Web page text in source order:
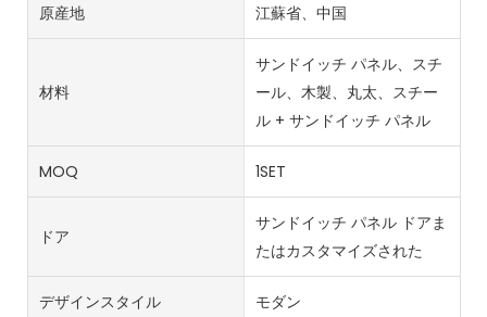
原産地 江蘇省、中国
材料
サンドイッチ パネル、スチ
ール、木製、丸太、スチー
ル + サンドイッチ パネル
MOQ 1SET
ドア
サンドイッチ パネル ドアま
たはカスタマイズされた
デザインスタイル モダン